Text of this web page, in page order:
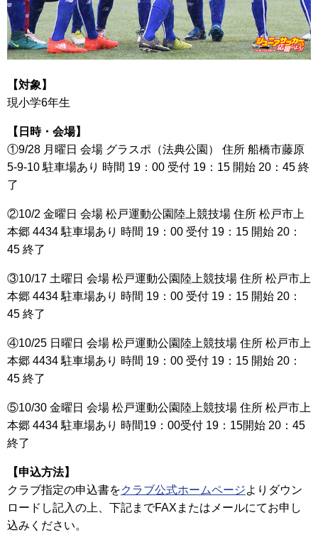
【対象】
現小学6年生
【日時・会場】
①9/28 月曜日 会場 グラスポ（法典公園） 住所 船橋市藤原
5-9-10 駐車場あり 時間 19：00 受付 19：15 開始 20：45 終
了
②10/2 金曜日 会場 松戸運動公園陸上競技場 住所 松戸市上
本郷 4434 駐車場あり 時間 19：00 受付 19：15 開始 20：
45 終了
③10/17 土曜日 会場 松戸運動公園陸上競技場 住所 松戸市上
本郷 4434 駐車場あり 時間 19：00 受付 19：15 開始 20：
45 終了
④10/25 日曜日 会場 松戸運動公園陸上競技場 住所 松戸市上
本郷 4434 駐車場あり 時間 19：00 受付 19：15 開始 20：
45 終了
⑤10/30 金曜日 会場 松戸運動公園陸上競技場 住所 松戸市上
本郷 4434 駐車場あり 時間19：00受付 19：15開始 20：45
終了
【申込方法】
クラブ指定の申込書をクラブ公式ホームページよりダウン
ロードし記入の上、下記までFAXまたはメールにてお申し
込みください。